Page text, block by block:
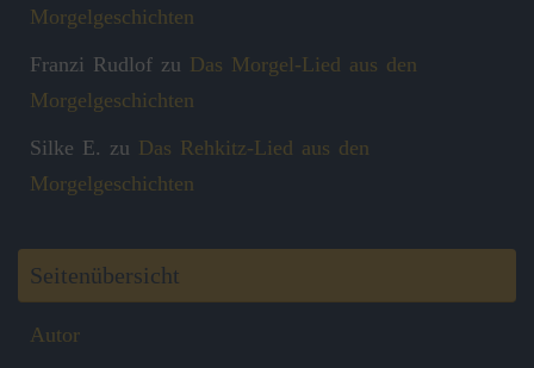
Morgelgeschichten
Franzi Rudlof zu Das Morgel-Lied aus den
Morgelgeschichten
Silke E. zu Das Rehkitz-Lied aus den
Morgelgeschichten
Seitenübersicht
Autor